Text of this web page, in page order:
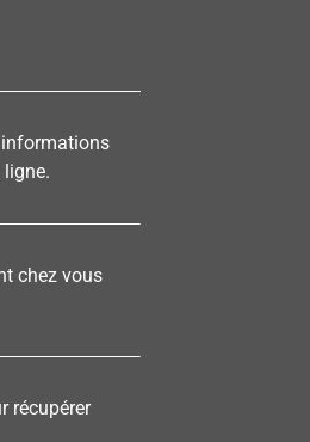
informations
chez vous
récupérer